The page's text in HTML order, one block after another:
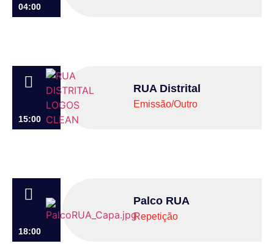
04:00
15:00
RUA Distrital
Emissão/Outro
18:00
Palco RUA
Repetição